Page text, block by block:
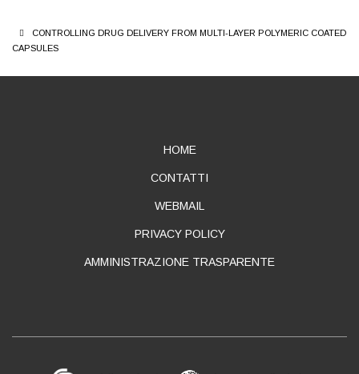
CONTROLLING DRUG DELIVERY FROM MULTI-LAYER POLYMERIC COATED
CAPSULES
HOME
CONTATTI
WEBMAIL
PRIVACY POLICY
AMMINISTRAZIONE TRASPARENTE